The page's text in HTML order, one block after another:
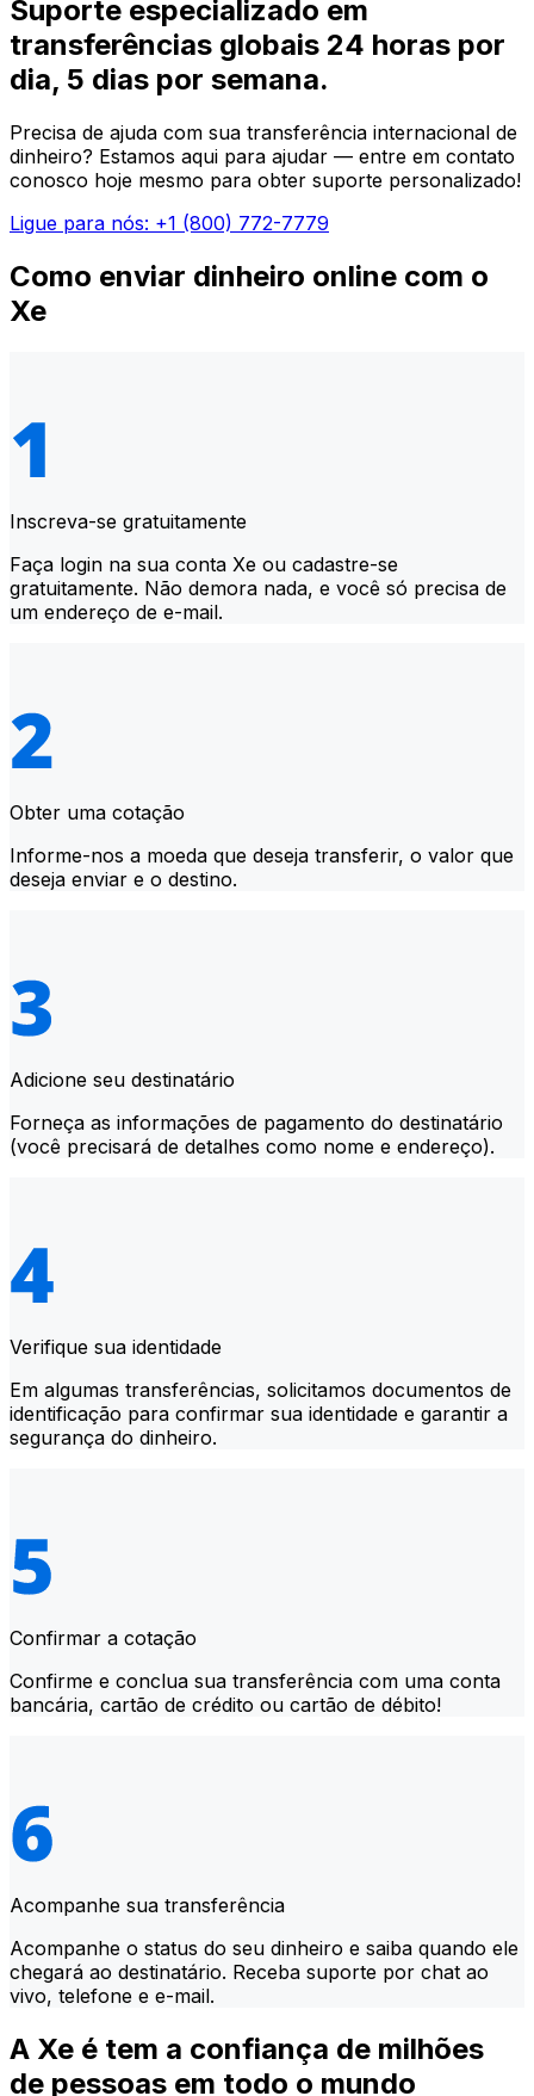
Suporte especializado em
transferências globais 24 horas por
dia, 5 dias por semana.
Precisa de ajuda com sua transferência internacional de
dinheiro? Estamos aqui para ajudar — entre em contato
conosco hoje mesmo para obter suporte personalizado!
Ligue para nós: +1 (800) 772-7779
Como enviar dinheiro online com o
Xe
Inscreva-se gratuitamente
Faça login na sua conta Xe ou cadastre-se
gratuitamente. Não demora nada, e você só precisa de
um endereço de e-mail.
Obter uma cotação
Informe-nos a moeda que deseja transferir, o valor que
deseja enviar e o destino.
Adicione seu destinatário
Forneça as informações de pagamento do destinatário
(você precisará de detalhes como nome e endereço).
Verifique sua identidade
Em algumas transferências, solicitamos documentos de
identificação para confirmar sua identidade e garantir a
segurança do dinheiro.
Confirmar a cotação
Confirme e conclua sua transferência com uma conta
bancária, cartão de crédito ou cartão de débito!
Acompanhe sua transferência
Acompanhe o status do seu dinheiro e saiba quando ele
chegará ao destinatário. Receba suporte por chat ao
vivo, telefone e e-mail.
A Xe é tem a confiança de milhões
de pessoas em todo o mundo